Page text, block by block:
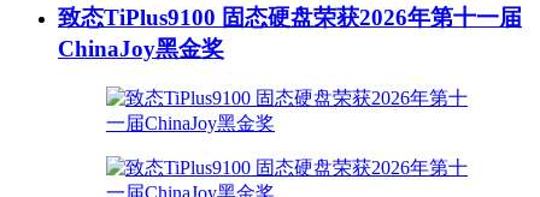
致态TiPlus9100 固态硬盘荣获2026年第十一届
ChinaJoy黑金奖